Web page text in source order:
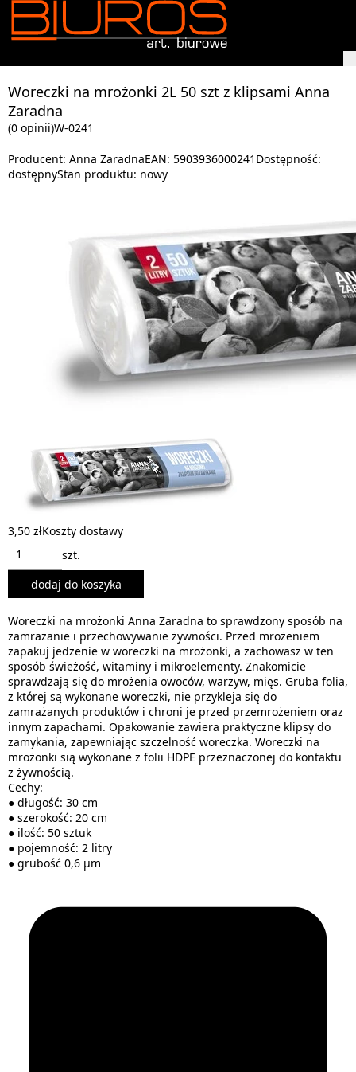
Woreczki na mrożonki 2L 50 szt z klipsami Anna
Zaradna
(0 opinii)W-0241
Producent: Anna ZaradnaEAN: 5903936000241 Dostępność:
dostępnyStan produktu: nowy
3,50 złKoszty dostawy
szt.
dodaj do koszyka
Woreczki na mrożonki Anna Zaradna to sprawdzony sposób na
zamrażanie i przechowywanie żywności. Przed mrożeniem
zapakuj jedzenie w woreczki na mrożonki, a zachowasz w ten
sposób świeżość, witaminy i mikroelementy. Znakomicie
sprawdzają się do mrożenia owoców, warzyw, mięs. Gruba folia,
z której są wykonane woreczki, nie przykleja się do
zamrażanych produktów i chroni je przed przemrożeniem oraz
innym zapachami. Opakowanie zawiera praktyczne klipsy do
zamykania, zapewniając szczelność woreczka. Woreczki na
mrożonki sią wykonane z folii HDPE przeznaczonej do kontaktu
z żywnością.
Cechy:
● długość: 30 cm
● szerokość: 20 cm
● ilość: 50 sztuk
● pojemność: 2 litry
● grubość 0,6 µm